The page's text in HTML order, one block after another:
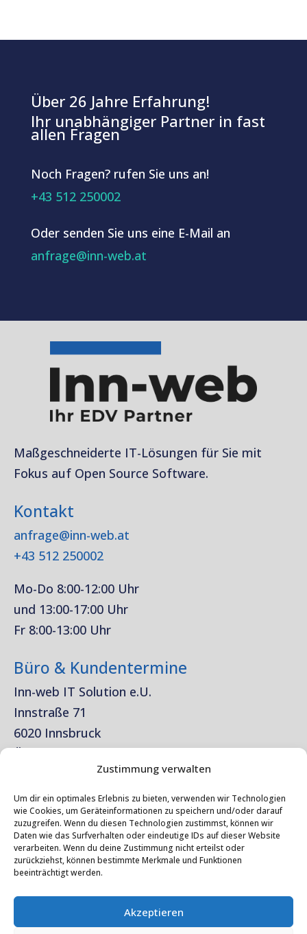
Zustimmung verwalten
Um dir ein optimales Erlebnis zu bieten, verwenden wir Technologien
wie Cookies, um Geräteinformationen zu speichern und/oder darauf
zuzugreifen. Wenn du diesen Technologien zustimmst, können wir
Daten wie das Surfverhalten oder eindeutige IDs auf dieser Website
verarbeiten. Wenn du deine Zustimmung nicht erteilst oder
zurückziehst, können bestimmte Merkmale und Funktionen
beeinträchtigt werden.
Akzeptieren
Über 26 Jahre Erfahrung!
Ihr unabhängiger Partner in fast
allen Fragen
Noch Fragen? rufen Sie uns an!
+43 512 250002
Oder senden Sie uns eine E-Mail an
anfrage@inn-web.at
Maßgeschneiderte IT-Lösungen für Sie mit
Fokus auf Open Source Software.
Kontakt
anfrage@inn-web.at
+43 512 250002
Mo-Do 8:00-12:00 Uhr
und 13:00-17:00 Uhr
Fr 8:00-13:00 Uhr
Büro & Kundentermine
Inn-web IT Solution e.U.
Innstraße 71
6020 Innsbruck
Österreich
Rechtliches
Impressum
Datenschutz
Kontakt
Cookie-Richtlinie